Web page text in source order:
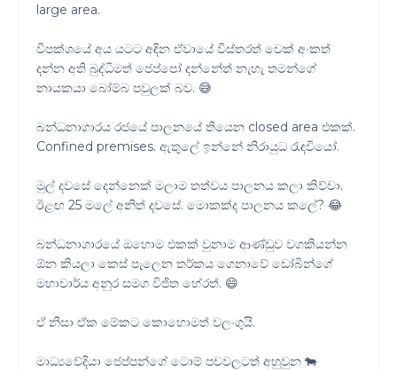
large area.
විපක්ශයේ අය යටට අඳින ඒවායේ විස්තරත් චෙක් අංකත්
දන්න අති බුද්ධිමත් ජෙප්පෝ දන්නේත් නැහැ තමන්ගේ
නායකයා බෝම්බ පවුලක් බව. 😅
බන්ධනාගාරය රජයේ පාලනයේ තියෙන closed area එකක්.
Confined premises. ඇතුලේ ඉන්නේ නිරායුධ රැඳවියෝ.
මුල් දවසේ දෙන්නෙක් මලාම තත්වය පාලනය කලා කිව්වා.
ඊළඟ 25 මලේ අනිත් දවසේ. මොකක්ද පාලනය කලේ? 😂
බන්ධනාගාරයේ ඔහොම එකක් වුනාම ආණ්ඩුව වගකියන්න
ඕන කියලා කෙස් පැලෙන තර්කය ගෙනාවේ ඩෝබින්ගේ
මහාචාර්ය අනුර සමග විජිත හේරත්. 😄
ඒ නිසා ඒක මේකට කොහොමත් වලංගුයි.
මාධ්‍යවේදියා ජෙප්පන්ගේ ටොම් පචවලටත් අහුවුන 🐄